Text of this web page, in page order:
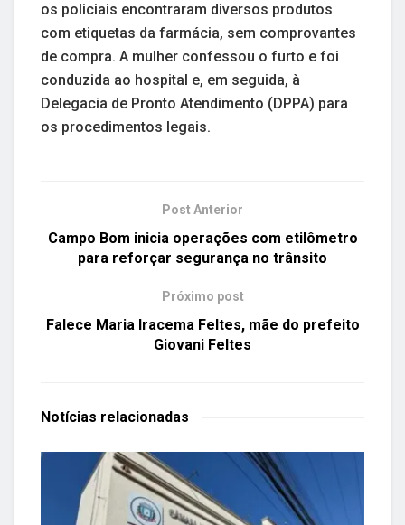
os policiais encontraram diversos produtos
com etiquetas da farmácia, sem comprovantes
de compra. A mulher confessou o furto e foi
conduzida ao hospital e, em seguida, à
Delegacia de Pronto Atendimento (DPPA) para
os procedimentos legais.
Post Anterior
Campo Bom inicia operações com etilômetro
para reforçar segurança no trânsito
Próximo post
Falece Maria Iracema Feltes, mãe do prefeito
Giovani Feltes
Notícias relacionadas